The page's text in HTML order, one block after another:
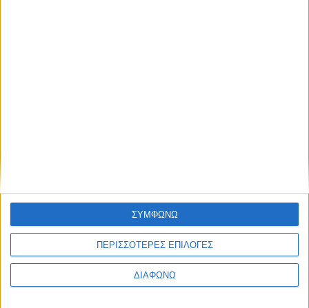
ΠΕΡΙΣΣΟΤΕΡΕΣ ΕΠΙΛΟΓΕΣ
ΔΙΑΦΩΝΩ
ΣΥΜΦΩΝΩ
Blog kritikes-aggelies.gr